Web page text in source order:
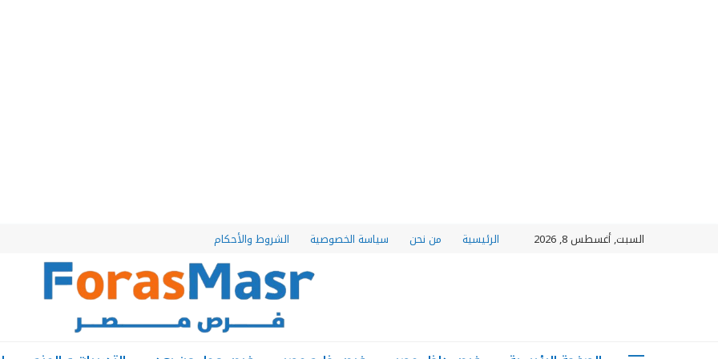
السبت, أغسطس 8, 2026 الرئيسية من نحن سياسة الخصوصية الشروط والأحكام